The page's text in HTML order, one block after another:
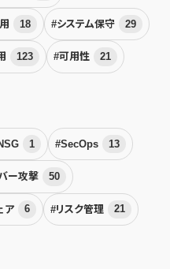
18 #システム保守 29
123 #可用性 21
1 #SecOps 13
ー攻撃 50
ア 6 #リスク管理 21